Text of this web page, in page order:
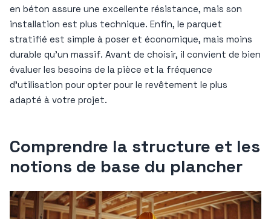
en béton assure une excellente résistance, mais son
installation est plus technique. Enfin, le parquet
stratifié est simple à poser et économique, mais moins
durable qu’un massif. Avant de choisir, il convient de bien
évaluer les besoins de la pièce et la fréquence
d’utilisation pour opter pour le revêtement le plus
adapté à votre projet.
Comprendre la structure et les
notions de base du plancher